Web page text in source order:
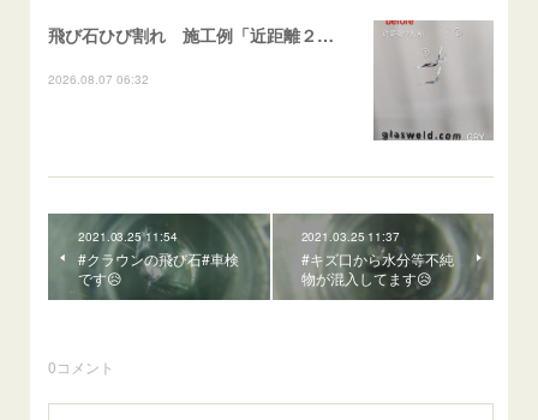
飛び石ひび割れ 施工例「近距離２箇所・パーシャル系+ストレート系」CX-8
2026.08.07 06:32
2021.03.25 11:54
#クラウンの飛び石#車検
です😥
2021.03.25 11:37
#キズ口から水分等不純
物が混入してます😥
0コメント